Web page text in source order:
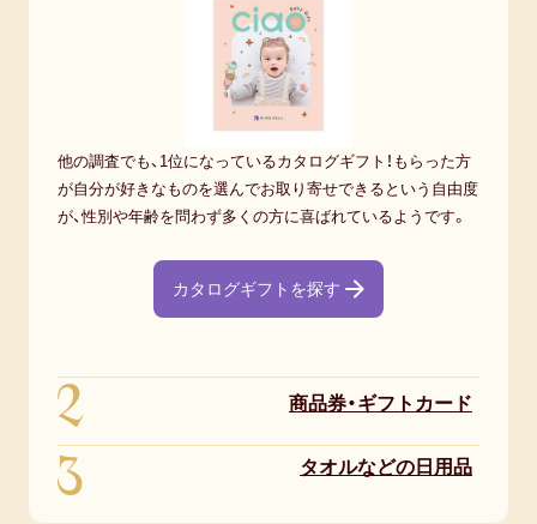
他の調査でも、1位になっているカタログギフト！もらった方
が自分が好きなものを選んでお取り寄せできるという自由度
が、性別や年齢を問わず多くの方に喜ばれているようです。
カタログギフトを探す
2 商品券・ギフトカード
3 タオルなどの日用品